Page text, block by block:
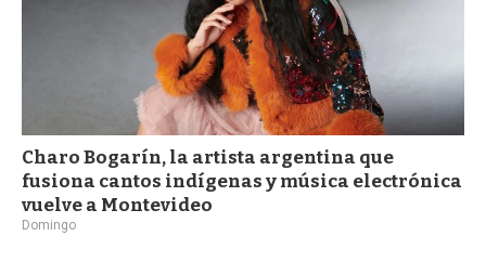
Charo Bogarín, la artista argentina que
fusiona cantos indígenas y música electrónica
vuelve a Montevideo
Domingo